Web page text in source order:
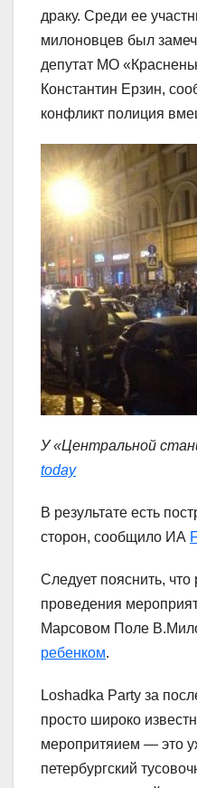
драку. Среди ее
милоновцев был
депутат МО
Константин Ерзин,
конфликт полиция
У «Центральной
today
В результате есть
сторон, сообщило ИА
Следует пояснить,
проведения
Марсовом Поле
ребенком.
Loshadka Party за
просто широко
меропритяием — это
петербургский